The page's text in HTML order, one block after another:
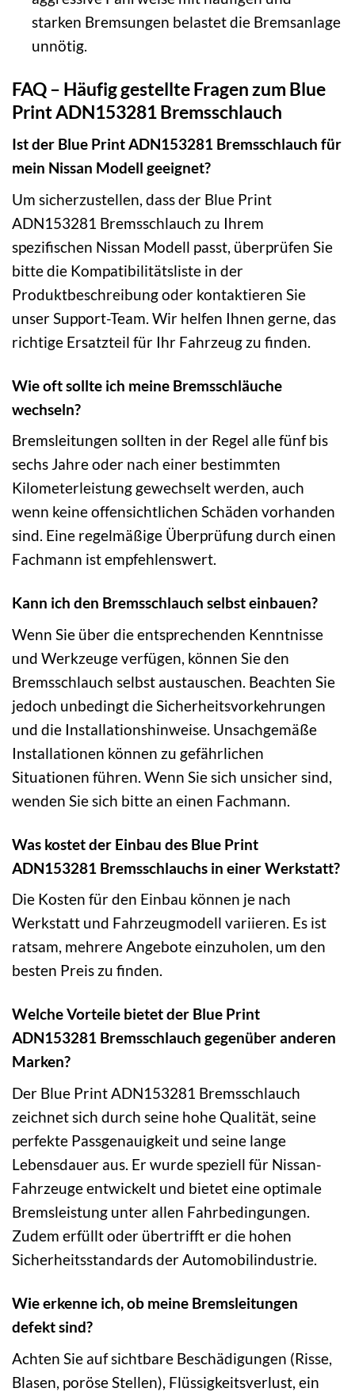
starken Bremsungen belastet die Bremsanlage
unnötig.
FAQ – Häufig gestellte Fragen zum Blue
Print ADN153281 Bremsschlauch
Ist der Blue Print ADN153281 Bremsschlauch für
mein Nissan Modell geeignet?
Um sicherzustellen, dass der Blue Print
ADN153281 Bremsschlauch zu Ihrem
spezifischen Nissan Modell passt, überprüfen Sie
bitte die Kompatibilitätsliste in der
Produktbeschreibung oder kontaktieren Sie
unser Support-Team. Wir helfen Ihnen gerne, das
richtige Ersatzteil für Ihr Fahrzeug zu finden.
Wie oft sollte ich meine Bremsschläuche
wechseln?
Bremsleitungen sollten in der Regel alle fünf bis
sechs Jahre oder nach einer bestimmten
Kilometerleistung gewechselt werden, auch
wenn keine offensichtlichen Schäden vorhanden
sind. Eine regelmäßige Überprüfung durch einen
Fachmann ist empfehlenswert.
Kann ich den Bremsschlauch selbst einbauen?
Wenn Sie über die entsprechenden Kenntnisse
und Werkzeuge verfügen, können Sie den
Bremsschlauch selbst austauschen. Beachten Sie
jedoch unbedingt die Sicherheitsvorkehrungen
und die Installationshinweise. Unsachgemäße
Installationen können zu gefährlichen
Situationen führen. Wenn Sie sich unsicher sind,
wenden Sie sich bitte an einen Fachmann.
Was kostet der Einbau des Blue Print
ADN153281 Bremsschlauchs in einer Werkstatt?
Die Kosten für den Einbau können je nach
Werkstatt und Fahrzeugmodell variieren. Es ist
ratsam, mehrere Angebote einzuholen, um den
besten Preis zu finden.
Welche Vorteile bietet der Blue Print
ADN153281 Bremsschlauch gegenüber anderen
Marken?
Der Blue Print ADN153281 Bremsschlauch
zeichnet sich durch seine hohe Qualität, seine
perfekte Passgenauigkeit und seine lange
Lebensdauer aus. Er wurde speziell für Nissan-
Fahrzeuge entwickelt und bietet eine optimale
Bremsleistung unter allen Fahrbedingungen.
Zudem erfüllt oder übertrifft er die hohen
Sicherheitsstandards der Automobilindustrie.
Wie erkenne ich, ob meine Bremsleitungen
defekt sind?
Achten Sie auf sichtbare Beschädigungen (Risse,
Blasen, poröse Stellen), Flüssigkeitsverlust, ein